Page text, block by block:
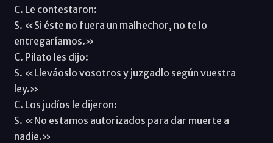
C. Le contestaron:
S. «Si éste no fuera un malhechor, no te lo
entregaríamos.»
C. Pilato les dijo:
S. «Lleváoslo vosotros y juzgadlo según vuestra
ley.»
C. Los judíos le dijeron:
S. «No estamos autorizados para dar muerte a
nadie.»